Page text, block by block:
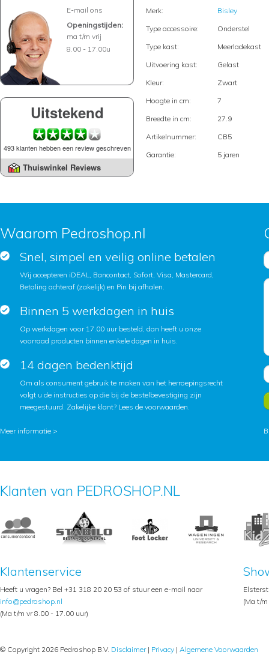
E-mail ons
Openingstijden:
ma t/m vrij
8.00 - 17.00u
Uitstekend
493 klanten hebben een review geschreven
Thuiswinkel Reviews
Merk:
Bisley
Type accessoire:
Onderstel
Type kast:
Meerladekast
Uitvoering kast:
Gelast
Kleur:
Zwart
Hoogte in cm:
7
Breedte in cm:
27.9
Artikelnummer:
CB5
Garantie:
5 jaren
Waarom Pedroshop.nl
Snel, simpel en veilig online betalen
Wij accepteren iDEAL, Bancontact, Sofort, Visa, Mastercard,
Betaling achteraf (zakelijk) en Pin bij afhalen.
Binnen 5 werkdagen in huis
Op werkdagen voor 17.00 uur besteld, dan heeft u onze
voorraad producten binnen enkele dagen in huis.
14 dagen bedenktijd
Om als consument gebruik te maken van het herroepingsrecht
volgt u de instructies op die bij de bestelbevestiging zijn
meegestuurd. Zakelijke klant? Lees de voorwaarden.
Meer informatie >
Klanten van PEDROSHOP.NL
Klantenservice
Heeft u vragen? Bel +31 318 20 20 53 of stuur een e-mail naar
info@pedroshop.nl
(Ma t/m vr 8.00 - 17.00 uur)
(Ma t/
© Copyright 2026 Pedroshop B.V. Disclaimer| Privacy | Algemene Voorwaarden